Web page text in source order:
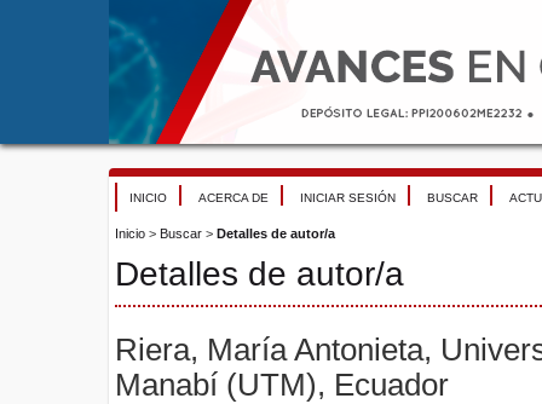
INICIO ACERCA DE INICIAR SESIÓN BUSCAR
Inicio > Buscar > Detalles de autor/a
Detalles de autor/a
Riera, María Antonieta,
Manabí (UTM), Ecuador